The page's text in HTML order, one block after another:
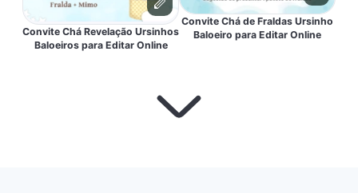
Convite Chá Revelação Ursinhos
Baloeiros para Editar Online
Convite Chá de Fraldas Ursinho
Baloeiro para Editar Online